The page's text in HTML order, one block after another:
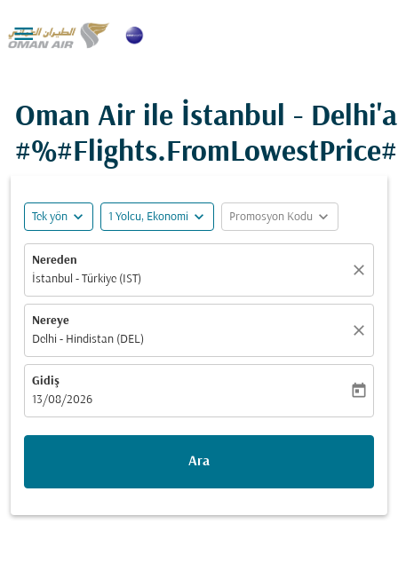

Oman Air ile İstanbul - Delhi'a
Tek yön expand_more 1 Yolcu, Ekonomi expand_more Promosyon Kodu expand_more
Nereden
İstanbul - Türkiye (IST)
close
Nereye
Delhi - Hindistan (DEL)
close
Gidiş
fc-booking-departure-date-aria-label
13/08/2026
today
Ara